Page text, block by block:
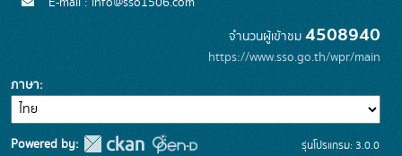
จำนวนผู้เข้าชม 4508940
https://www.sso.go.th/wpr/main
ภาษา
Powered by: รุ่นโปรแกรม: 3.0.0